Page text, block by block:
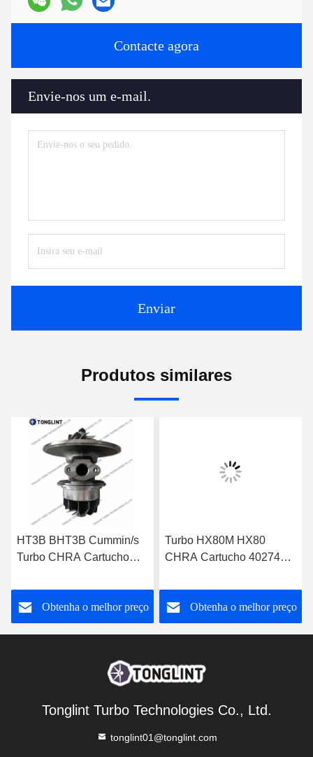
Contacte agora
Envie-nos um e-mail.
Enviar
Produtos similares
HT3B BHT3B Cummin/s
Turbo CHRA Cartucho
Diesel 3529040
Obtenha o melhor preço
Turbo HX80M HX80
CHRA Cartucho 4027408
Gerador Marítimo
Cummin/sObtenha o melhor preço
Tonglint Turbo Technologies Co., Ltd.
tonglint01@tonglint.com